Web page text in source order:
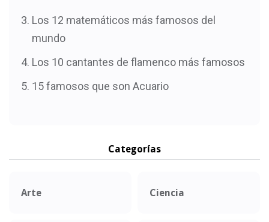
Los 12 matemáticos más famosos del
mundo
Los 10 cantantes de flamenco más famosos
15 famosos que son Acuario
Categorías
Arte Ciencia